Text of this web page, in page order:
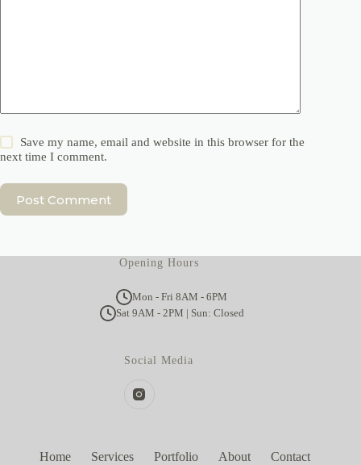
Save my name, email and website in this browser for the
next time I comment.
Post Comment
Opening Hours
Mon - Fri 8AM - 6PM
Sat 9AM - 2PM | Sun: Closed
Social Media
Home Services Portfolio About Contact